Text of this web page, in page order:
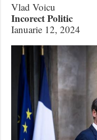
Vlad Voicu
Incorect Politic
Ianuarie 12, 2024